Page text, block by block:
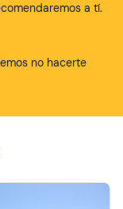
a tí.
no hacerte